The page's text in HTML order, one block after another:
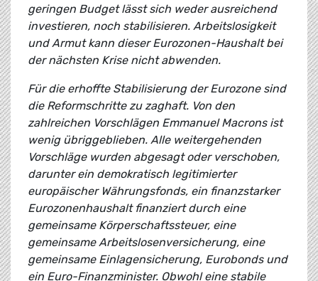
geringen Budget lässt sich weder ausreichend
investieren, noch stabilisieren. Arbeitslosigkeit
und Armut kann dieser Eurozonen-Haushalt bei
der nächsten Krise nicht abwenden.
Für die erhoffte Stabilisierung der Eurozone sind
die Reformschritte zu zaghaft. Von den
zahlreichen Vorschlägen Emmanuel Macrons ist
wenig übriggeblieben. Alle weitergehenden
Vorschläge wurden abgesagt oder verschoben,
darunter ein demokratisch legitimierter
europäischer Währungsfonds, ein finanzstarker
Eurozonenhaushalt finanziert durch eine
gemeinsame Körperschaftssteuer, eine
gemeinsame Arbeitslosenversicherung, eine
gemeinsame Einlagensicherung, Eurobonds und
ein Euro-Finanzminister. Obwohl eine stabile